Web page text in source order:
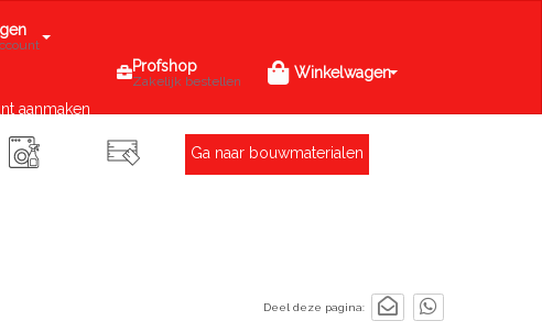
aanmaken
Profshop
Zakelijk bestellen Winkelwagen
Ga naar bouwmaterialen
Deel deze pagina: